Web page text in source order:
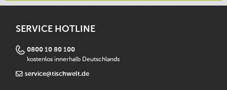
SERVICE HOTLINE
0800 10 80 100
kostenlos innerhalb Deutschlands
service@tischwelt.de